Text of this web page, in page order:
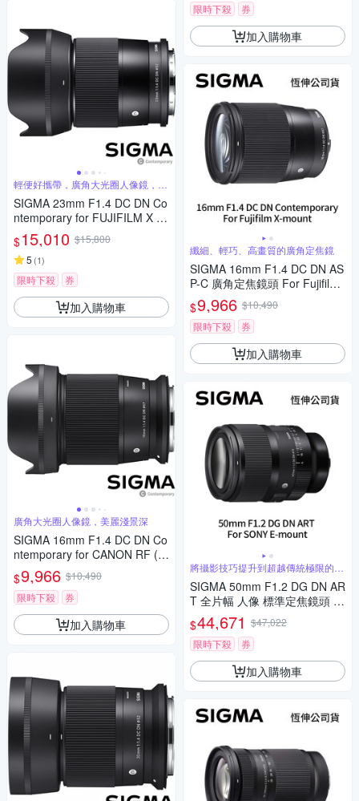
輕便好攜帶，廣角大光圈人像鏡，美
麗淺景深
SIGMA 23mm F1.4 DC DN Co
ntemporary for FUJIFILM X 富
士接環 (公司貨) 廣角大光圈定
焦鏡 人像鏡 APS-C 無反微單眼
專用鏡頭
$15,010 $15,800
5 (1)
限時下殺 券
加入購物車
廣角大光圈人像鏡，美麗淺景深
SIGMA 16mm F1.4 DC DN Co
ntemporary for CANON RF (公
司貨) 廣角大光圈定焦鏡 人像
鏡 APS-C 無反微單眼專用鏡頭
$9,966 $10,490
限時下殺
券
加入購物車
限時下殺
券
加入購物車
纖細、輕巧、高畫質的廣角定焦鏡
SIGMA 16mm F1.4 DC DN AS
P-C 廣角定焦鏡頭 For Fujifilm
X-mount (公司貨)
$9,966 $10,490
限時下殺
券
加入購物車
將攝影技巧提升到超越傳統極限的水
準
SIGMA 50mm F1.2 DG DN AR
T 全片幅 人像 標準定焦鏡頭 F
or SONY E-mount (公司貨)
$44,671 $47,022
限時下殺
券
加入購物車